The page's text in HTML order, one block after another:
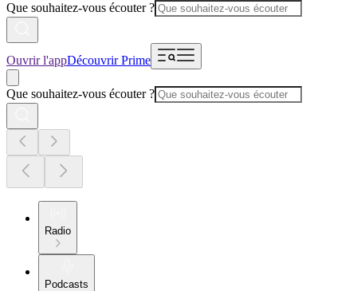
Que souhaitez-vous écouter ?
Ouvrir l'appDécouvrir Prime
Que souhaitez-vous écouter ?
Radio
Podcasts